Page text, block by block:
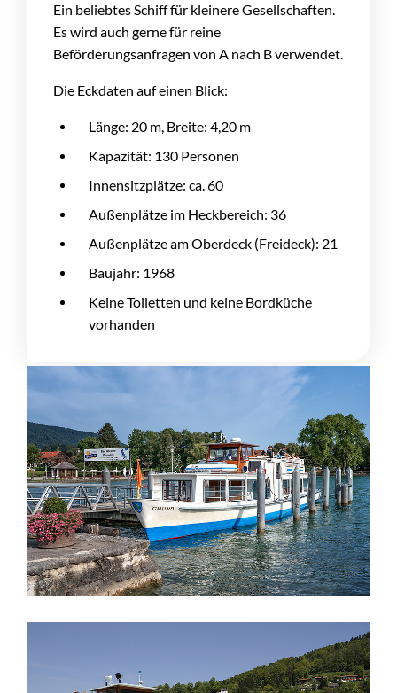
Ein beliebtes Schiff für kleinere Gesellschaften.
Es wird auch gerne für reine
Beförderungsanfragen von A nach B verwendet.
Die Eckdaten auf einen Blick:
Länge: 20 m, Breite: 4,20 m
Kapazität: 130 Personen
Innensitzplätze: ca. 60
Außenplätze im Heckbereich: 36
Außenplätze am Oberdeck (Freideck): 21
Baujahr: 1968
Keine Toiletten und keine Bordküche
vorhanden